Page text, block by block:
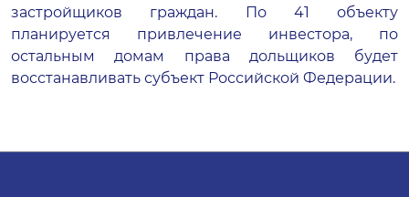
застройщиков граждан. По 41 объекту
планируется привлечение инвестора, по
остальным домам права дольщиков будет
восстанавливать субъект Российской Федерации.